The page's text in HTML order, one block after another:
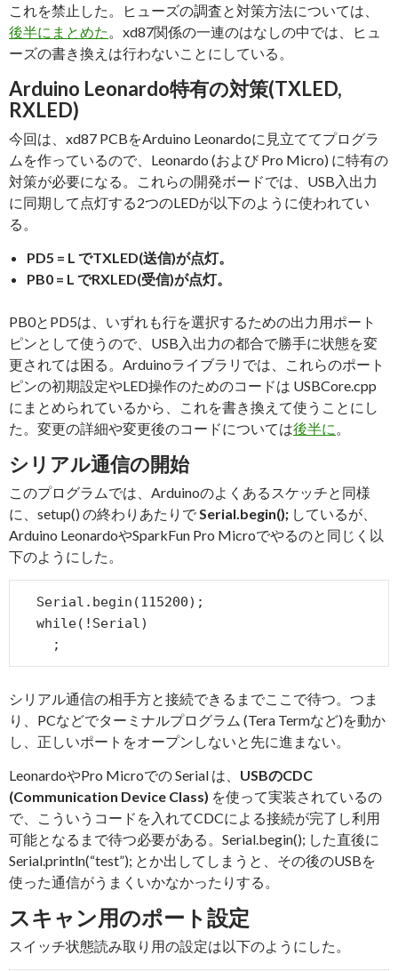
これを禁止した。ヒューズの調査と対策方法については、
後半にまとめた 。xd87関係の一連のはなしの中では、ヒュ
ーズの書き換えは行わないことにしている。
Arduino Leonardo特有の対策(TXLED,
RXLED)
今回は、xd87 PCBをArduino Leonardoに見立ててプログラ
ムを作っているので、Leonardo (および Pro Micro) に特有の
対策が必要になる。これらの開発ボードでは、USB入出力
に同期して点灯する2つのLEDが以下のように使われてい
る。
PD5 = L でTXLED(送信)が点灯。
PB0 = L でRXLED(受信)が点灯。
PB0とPD5は、いずれも行を選択するための出力用ポート
ピンとして使うので、USB入出力の都合で勝手に状態を変
更されては困る。Arduinoライブラリでは、これらのポート
ピンの初期設定やLED操作のためのコードは USBCore.cpp
にまとめられているから、これを書き換えて使うことにし
た。変更の詳細や変更後のコードについては後半に 。
シリアル通信の開始
このプログラムでは、Arduinoのよくあるスケッチと同様
に、setup() の終わりあたりでSerial.begin(); しているが、
Arduino LeonardoやSparkFun Pro Microでやるのと同じく以
下のようにした。
    ;
シリアル通信の相手方と接続できるまでここで待つ。つま
り、PCなどでターミナルプログラム (Tera Termなど)を動か
し、正しいポートをオープンしないと先に進まない。
LeonardoやPro Microでの Serial は、 USBのCDC
(Communication Device Class) を使って実装されているの
で、こういうコードを入れてCDCによる接続が完了し利用
可能となるまで待つ必要がある。Serial.begin(); した直後に
Serial.println(“test”); とか出してしまうと、その後のUSBを
使った通信がうまくいかなかったりする。
スキャン用のポート設定
スイッチ状態読み取り用の設定は以下のようにした。